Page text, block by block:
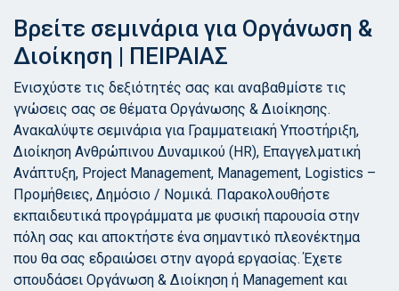
Βρείτε σεμινάρια για Οργάνωση &
Διοίκηση | ΠΕΙΡΑΙΑΣ
Ενισχύστε τις δεξιότητές σας και αναβαθμίστε τις
γνώσεις σας σε θέματα Οργάνωσης & Διοίκησης.
Ανακαλύψτε σεμινάρια για Γραμματειακή Υποστήριξη,
Διοίκηση Ανθρώπινου Δυναμικού (HR), Επαγγελματική
Ανάπτυξη, Project Management, Management, Logistics –
Προμήθειες, Δημόσιο / Νομικά. Παρακολουθήστε
εκπαιδευτικά προγράμματα με φυσική παρουσία στην
πόλη σας και αποκτήστε ένα σημαντικό πλεονέκτημα
που θα σας εδραιώσει στην αγορά εργασίας. Έχετε
σπουδάσει Οργάνωση & Διοίκηση ή Management και